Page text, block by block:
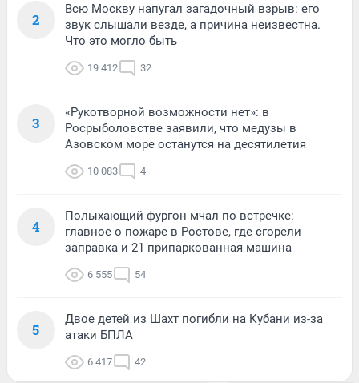
2
Всю Москву напугал загадочный взрыв: его
звук слышали везде, а причина неизвестна.
Что это могло быть
19 412 32
3
«Рукотворной возможности нет»: в
Росрыболовстве заявили, что медузы в
Азовском море останутся на десятилетия
10 083 4
4
Полыхающий фургон мчал по встречке:
главное о пожаре в Ростове, где сгорели
заправка и 21 припаркованная машина
6 555 54
5
Двое детей из Шахт погибли на Кубани из-за
атаки БПЛА
6 417 42